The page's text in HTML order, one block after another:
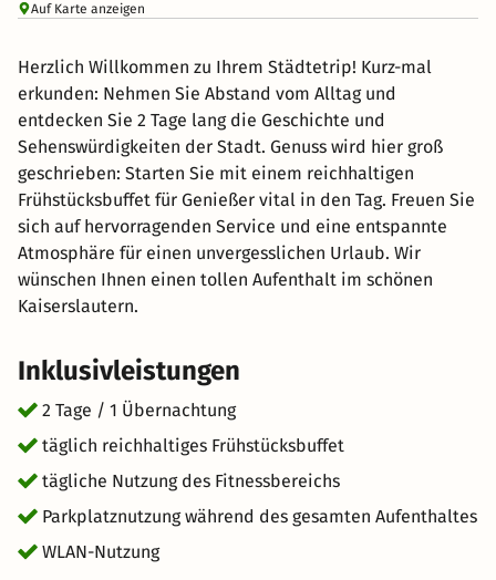
Auf Karte anzeigen
Herzlich Willkommen zu Ihrem Städtetrip! Kurz-mal
erkunden: Nehmen Sie Abstand vom Alltag und
entdecken Sie 2 Tage lang die Geschichte und
Sehenswürdigkeiten der Stadt. Genuss wird hier groß
geschrieben: Starten Sie mit einem reichhaltigen
Frühstücksbuffet für Genießer vital in den Tag. Freuen Sie
sich auf hervorragenden Service und eine entspannte
Atmosphäre für einen unvergesslichen Urlaub. Wir
wünschen Ihnen einen tollen Aufenthalt im schönen
Kaiserslautern.
Inklusivleistungen
2 Tage / 1 Übernachtung
täglich reichhaltiges Frühstücksbuffet
tägliche Nutzung des Fitnessbereichs
Parkplatznutzung während des gesamten Aufenthaltes
WLAN-Nutzung